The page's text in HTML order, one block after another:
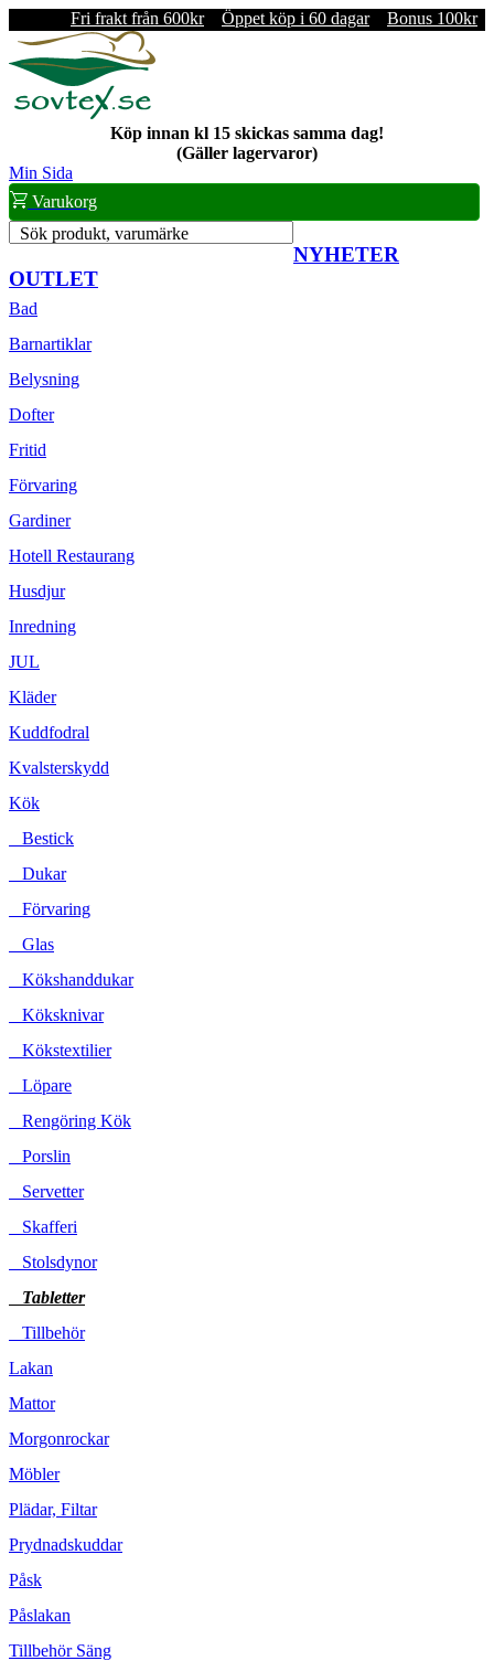
Fri frakt från 600kr Öppet köp i 60 dagar Bonus 100kr
Köp innan kl 15 skickas samma dag!
(Gäller lagervaror)
Min Sida
Varukorg
Sök produkt, varumärke
NYHETER
OUTLET
Bad
Barnartiklar
Belysning
Dofter
Fritid
Förvaring
Gardiner
Hotell Restaurang
Husdjur
Inredning
JUL
Kläder
Kuddfodral
Kvalsterskydd
Kök
Bestick
Dukar
Förvaring
Glas
Kökshanddukar
Köksknivar
Kökstextilier
Löpare
Rengöring Kök
Porslin
Servetter
Skafferi
Stolsdynor
Tabletter
Tillbehör
Lakan
Mattor
Morgonrockar
Möbler
Plädar, Filtar
Prydnadskuddar
Påsk
Påslakan
Tillbehör Säng